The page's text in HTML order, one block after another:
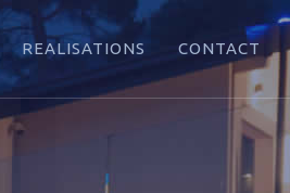
REALISATIONS CONTACT